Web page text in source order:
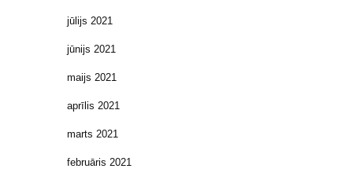
jūlijs 2021
jūnijs 2021
maijs 2021
aprīlis 2021
marts 2021
februāris 2021